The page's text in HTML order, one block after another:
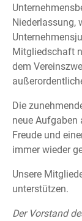
Niederlassung,
Mitgliedschaft
dem
Die
neue Aufgaben
Freude und
immer wieder
Unsere
unterstützen.
Der Vorstand